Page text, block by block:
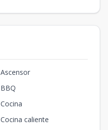
Ascensor
BBQ
Cocina
Cocina caliente